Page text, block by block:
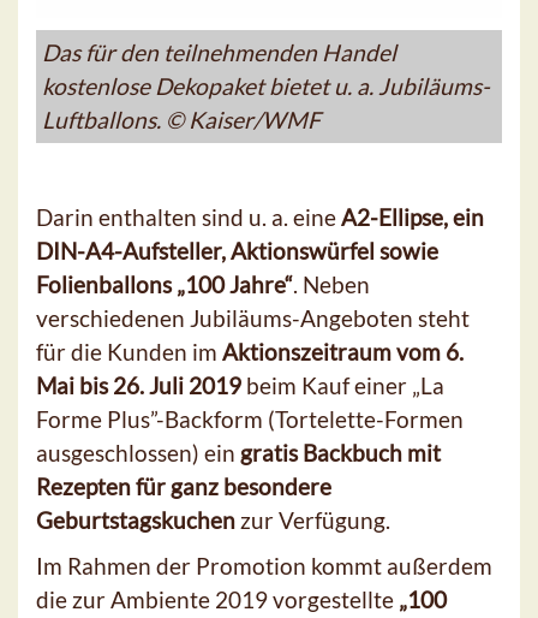
Das für den teilnehmenden Handel
kostenlose Dekopaket bietet u. a. Jubiläums-
Luftballons. © Kaiser/WMF
Darin enthalten sind u. a. eineA2-Ellipse, ein
DIN-A4-Aufsteller, Aktionswürfel sowie
Folienballons „100 Jahre“. Neben
verschiedenen Jubiläums-Angeboten steht
für die Kunden im Aktionszeitraum vom 6.
Mai bis 26. Juli 2019 beim Kauf einer „La
Forme Plus”-Backform (Tortelette-Formen
ausgeschlossen) ein gratis Backbuch mit
Rezepten für ganz besondere
Geburtstagskuchen zur Verfügung.
Im Rahmen der Promotion kommt außerdem
die zur Ambiente 2019 vorgestellte „100